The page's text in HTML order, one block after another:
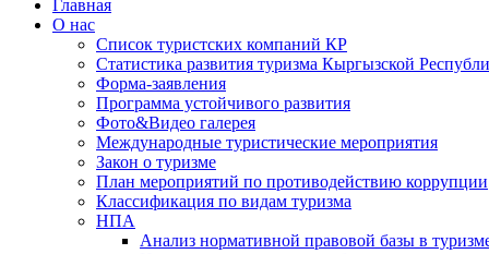
Главная
О нас
Список туристских компаний КР
Статистика развития туризма Кыргызской
Форма-заявления
Программа устойчивого развития
Фото&Видео галерея
Международные туристические мероприятия
Закон о туризме
План мероприятий по противодействию коррупции
Классификация по видам туризма
НПА
Анализ нормативной правовой базы в